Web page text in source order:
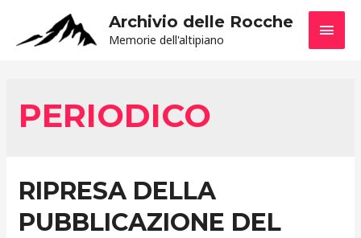
Archivio delle Rocche
Memorie dell'altipiano
PERIODICO
RIPRESA DELLA
PUBBLICAZIONE DEL